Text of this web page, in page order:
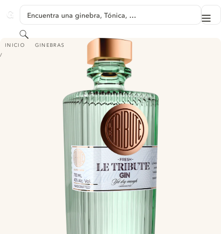
GINVENTORY
Encuentra una ginebra, Tónica, …
Buscar
INICIO GINEBRAS
LE TRIBUTE GIN